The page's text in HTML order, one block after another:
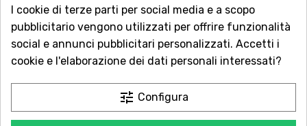
dall'ordine
Servizio Clienti sempre con te
Contattaci online oppure chiama per
qualsiasi informazione.
Ingredienti: Farina di soia
I cookie di terze parti per social media e a scopo
pubblicitario vengono utilizzati per offrire funzionalità
social e annunci pubblicitari personalizzati. Accetti i
cookie e l'elaborazione dei dati personali interessati?
tune Configura